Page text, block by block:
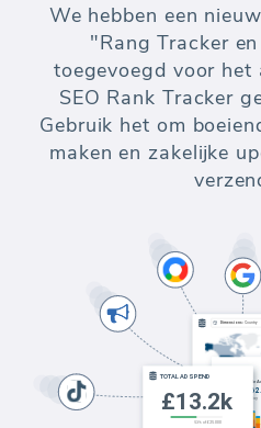
We hebben een
"Rang Tracker
toegevoegd voor het
SEO Rank Tracker
Gebruik het om
maken en zakelijke